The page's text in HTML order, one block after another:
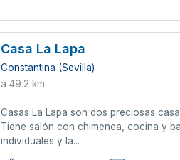
Casa La Lapa
Constantina (Sevilla)
a 49.2 km.
Casas La Lapa son dos preciosas
Tiene salón con chimenea, cocina y
individuales y la...